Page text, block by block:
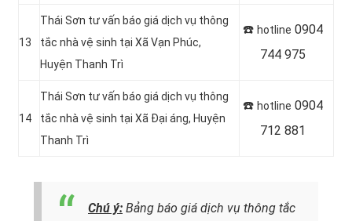
13
Thái Sơn tư vấn báo giá dịch vụ thông
tắc nhà vệ sinh tại Xã Vạn Phúc,
Huyện Thanh Trì
☎️ hotline 0904
744 975
14
Thái Sơn tư vấn báo giá dịch vụ thông
tắc nhà vệ sinh tại Xã Đại áng, Huyện
Thanh Trì
☎️ hotline 0904
712 881
Chú ý: Bảng báo giá dịch vụ thông tắc